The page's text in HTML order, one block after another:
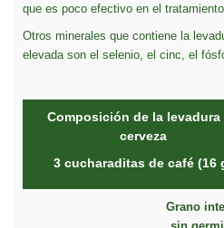
que es poco efectivo en el
Otros minerales que contiene la
elevada son el selenio, el cinc, el
Composición de la levadura
cerveza
3 cucharaditas de café (16
Grano